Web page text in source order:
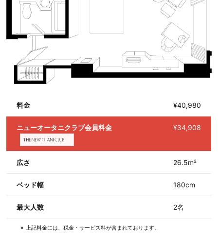
料金 ¥40,980
ニューオータニクラブ会員料金 ¥34,908
広さ 26.5m²
ベッド幅 180cm
最大人数 2名
上記料金には、税金・サービス料が含まれております。